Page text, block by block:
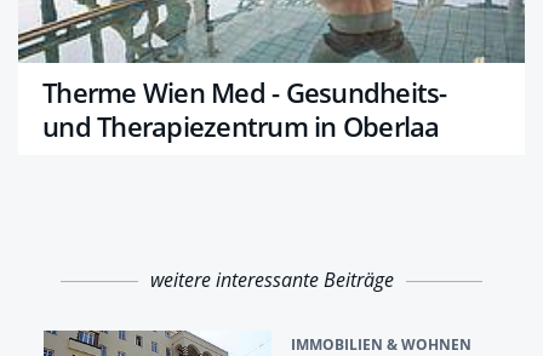
Therme Wien Med - Gesundheits-
und Therapiezentrum in Oberlaa
weitere interessante Beiträge
IMMOBILIEN & WOHNEN